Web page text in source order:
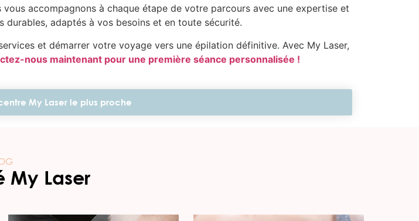
vous accompagnons à chaque étape de votre parcours avec une expertise et
adaptés à vos besoins et en toute sécurité.
et démarrer votre voyage vers une épilation définitive. Avec My Laser,
nous maintenant pour une première séance personnalisée !
My Laser le plus proche
My Laser